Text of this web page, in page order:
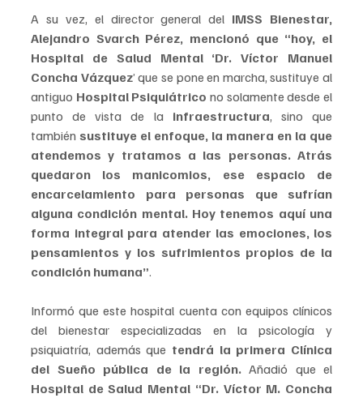
A su vez, el director general del IMSS Bienestar,
Alejandro Svarch Pérez, mencionó que “hoy, el
Hospital de Salud Mental ‘Dr. Víctor Manuel
Concha Vázquez’ que se pone en marcha, sustituye al
antiguo Hospital Psiquiátrico no solamente desde el
punto de vista de la infraestructura, sino que
también sustituye el enfoque, la manera en la que
atendemos y tratamos a las personas. Atrás
quedaron los manicomios, ese espacio de
encarcelamiento para personas que sufrían
alguna condición mental. Hoy tenemos aquí una
forma integral para atender las emociones, los
pensamientos y los sufrimientos propios de la
condición humana”.
Informó que este hospital cuenta con equipos clínicos
del bienestar especializadas en la psicología y
psiquiatría, además que tendrá la primera Clínica
del Sueño pública de la región.
Hospital de Salud Mental “Dr. Víctor M. Concha